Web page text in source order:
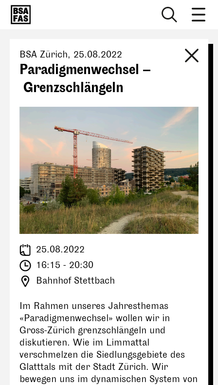
BSA Zürich, 25.08.2022
Paradigmenwechsel –
Grenzschlängeln
25.08.2022
16:15 - 20:30
Bahnhof Stettbach
Im Rahmen unseres Jahresthemas
«Paradigmenwechsel» wollen wir in
Gross-Zürich grenzschlängeln und
diskutieren. Wie im Limmattal
verschmelzen die Siedlungsgebiete des
Glatttals mit der Stadt Zürich. Wir
bewegen uns im dynamischen System von